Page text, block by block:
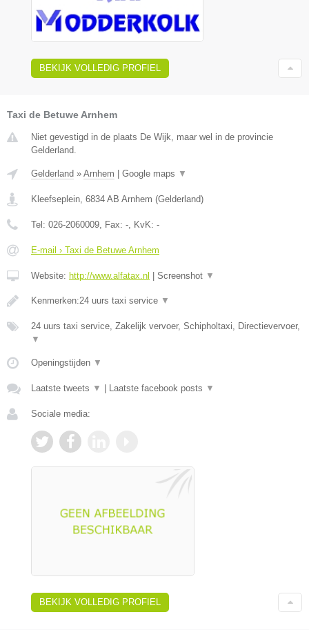
BEKIJK VOLLEDIG PROFIEL
Taxi de Betuwe Arnhem
Niet gevestigd in de plaats De Wijk, maar wel in de provincie
Gelderland.
Gelderland » Arnhem Google maps ▼
Kleefseplein, 6834 AB Arnhem (Gelderland)
Tel: 026-2060009, Fax: -, KvK: -
E-mail › Taxi de Betuwe Arnhem
Website: http://www.alfatax.nl Screenshot ▼
Kenmerken:24 uurs taxi service ▼
24 uurs taxi service, Zakelijk vervoer, Schipholtaxi, Directievervoer,
▼
Openingstijden ▼
Laatste tweets ▼ Laatste facebook posts ▼
Sociale media:
BEKIJK VOLLEDIG PROFIEL